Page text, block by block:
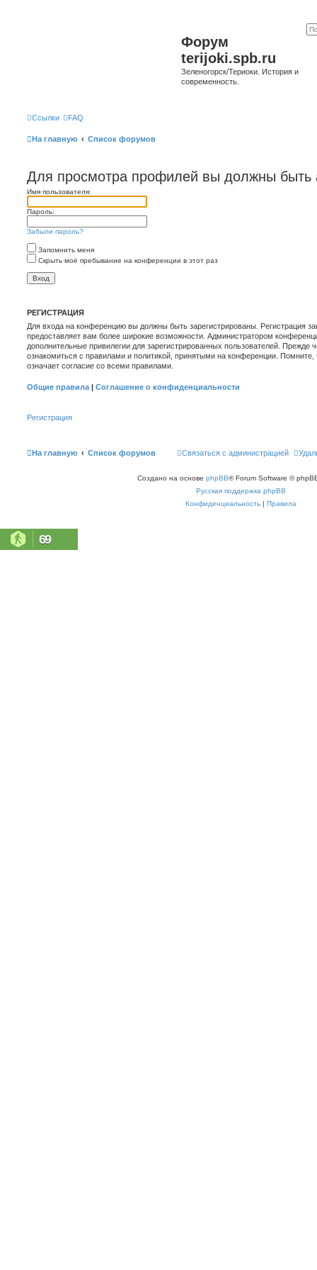
Форум
terijoki.spb.ru
Зеленогорск/Териоки. История и
современность.
Ссылки FAQ
На главную Список форумов
Для просмотра профилей вы должны быть
Имя пользователя:
Пароль:
Забыли пароль?
Запомнить меня
Скрыть моё пребывание на конференции в этот раз
РЕГИСТРАЦИЯ
Для входа на конференцию вы должны быть зарегистрированы. Регистрация
предоставляет вам более широкие возможности. Администратором
дополнительные привилегии для зарегистрированных пользователей. Прежде
ознакомиться с правилами и политикой, принятыми на конференции.
означает согласие со всеми правилами.
Общие правила | Соглашение о конфиденциальности
Регистрация
На главную Список форумов Связаться с администрацией
Создано на основе phpBB® Forum Software ©
Русская поддержка phpBB
Конфиденциальность | Правила
69